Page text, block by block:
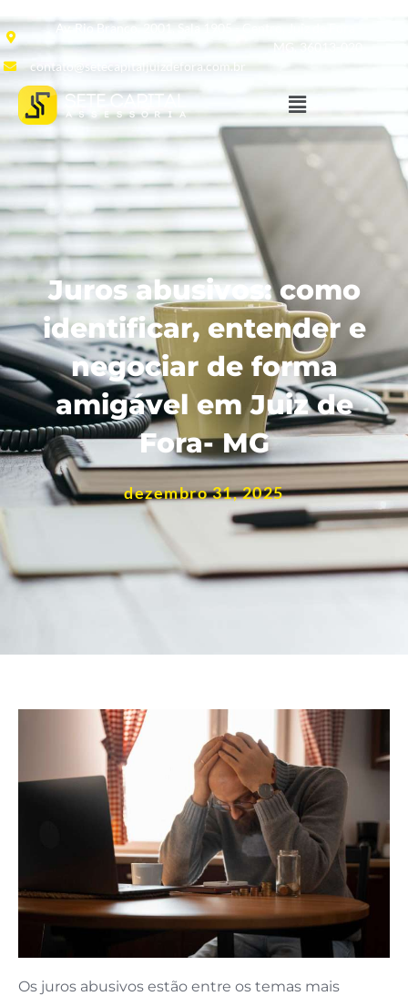
Av. Rio Branco, 2001, Sala 1905 - Centro, Juiz de Fora -
contato@setecapitaljuizdefora.com.br
Juros abusivos: como
identificar, entender e
negociar de forma
amigável em Juiz de
Fora- MG
dezembro 31, 2025
Os juros abusivos estão entre os temas mais